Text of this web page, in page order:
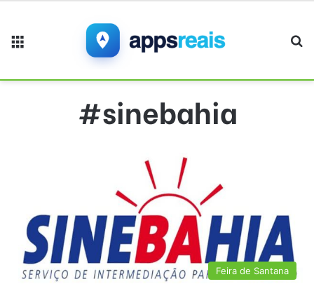
#sinebahia
Feira de Santana